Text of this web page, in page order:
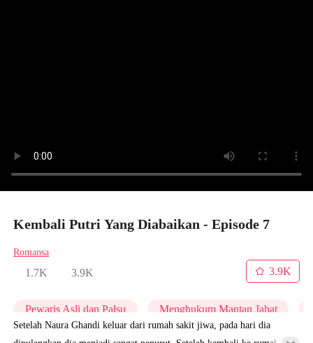
Kembali Putri Yang Diabaikan - Episode 7
Romansa
1.7K 3.9K
3.9K
Pewaris Asli dan Palsu Menghukum Mantan Jahat
Setelah Naura Ghandi keluar dari rumah sakit jiwa, pada hari dia